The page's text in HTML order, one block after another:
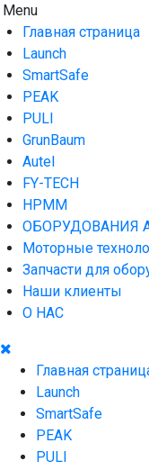
Skip
to
content
AUTO HOUSE
Технологии
Launch в
Menu
Главная страница
Launch
SmartSafe
PEAK
PULI
GrunBaum
Autel
FY-TECH
HPMM
ОБОРУДОВАНИЯ
Моторные
Запчасти для
Наши клиенты
О НАС
Главная
Launch
SmartSafe
PEAK
PULI